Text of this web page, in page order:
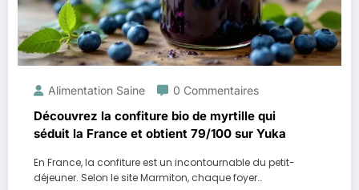
Alimentation Saine 0 Commentaires
Découvrez la confiture bio de myrtille qui
séduit la France et obtient 79/100 sur Yuka
En France, la confiture est un incontournable du petit-
déjeuner. Selon le site Marmiton, chaque foyer…